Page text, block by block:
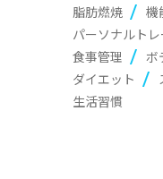
脂肪燃焼
機
パーソナルト
食事管理
ボ
ダイエット
生活習慣